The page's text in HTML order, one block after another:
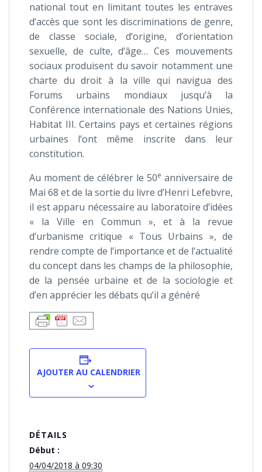
national tout en limitant toutes les entraves
d’accès que sont les discriminations de genre,
de classe sociale, d’origine, d’orientation
sexuelle, de culte, d’âge… Ces mouvements
sociaux produisent du savoir notamment une
charte du droit à la ville qui navigua des
Forums urbains mondiaux jusqu’à la
Conférence internationale des Nations Unies,
Habitat III. Certains pays et certaines régions
urbaines l’ont même inscrite dans leur
constitution.
Au moment de célébrer le 50e anniversaire de
Mai 68 et de la sortie du livre d’Henri Lefebvre,
il est apparu nécessaire au laboratoire d’idées
« la Ville en Commun », et à la revue
d’urbanisme critique « Tous Urbains », de
rendre compte de l’importance et de l’actualité
du concept dans les champs de la philosophie,
de la pensée urbaine et de la sociologie et
d’en apprécier les débats qu’il a généré
AJOUTER AU CALENDRIER
DÉTAILS
Début :
04/04/2018 à 09:30